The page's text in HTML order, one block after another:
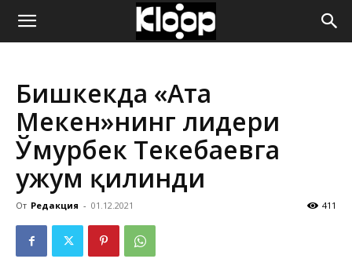
ҚИРҒИЗИСТОН
ЯНГИЛИКЛАРИ
Бишкекда «Ата
Мекен»нинг лидери
Ўмурбек Текебаевга
ҳужум қилинди
От Редакция - 01.12.2021 411